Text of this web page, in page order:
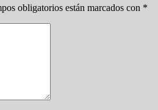
obligatorios están marcados con *